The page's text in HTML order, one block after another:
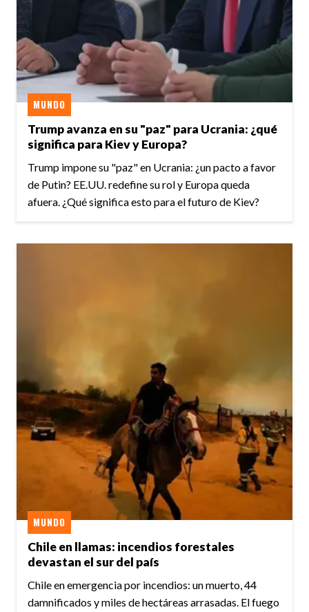
Trump avanza en su "paz" para Ucrania: ¿qué
significa para Kiev y Europa?
MUNDO
Trump impone su "paz" en Ucrania: ¿un pacto a favor
de Putin? EE.UU. redefine su rol y Europa queda
afuera. ¿Qué significa esto para el futuro de Kiev?
Chile en llamas: incendios forestales
devastan el sur del país
MUNDO
Chile en emergencia por incendios: un muerto, 44
damnificados y miles de hectáreas arrasadas. El fuego